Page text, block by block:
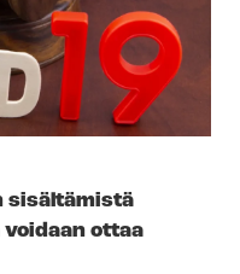
sisältämistä
ottaa